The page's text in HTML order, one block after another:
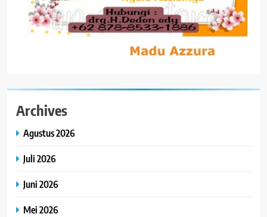
Archives
Agustus 2026
Juli 2026
Juni 2026
Mei 2026